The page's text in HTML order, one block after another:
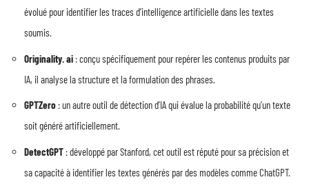
évolué pour identifier les traces d’intelligence artificielle dans les textes
soumis.
Originality. ai : conçu spécifiquement pour repérer les contenus produits par
IA, il analyse la structure et la formulation des phrases.
GPTZero : un autre outil de détection d’IA qui évalue la probabilité qu’un texte
soit généré artificiellement.
DetectGPT : développé par Stanford, cet outil est réputé pour sa précision et
sa capacité à identifier les textes générés par des modèles comme ChatGPT.